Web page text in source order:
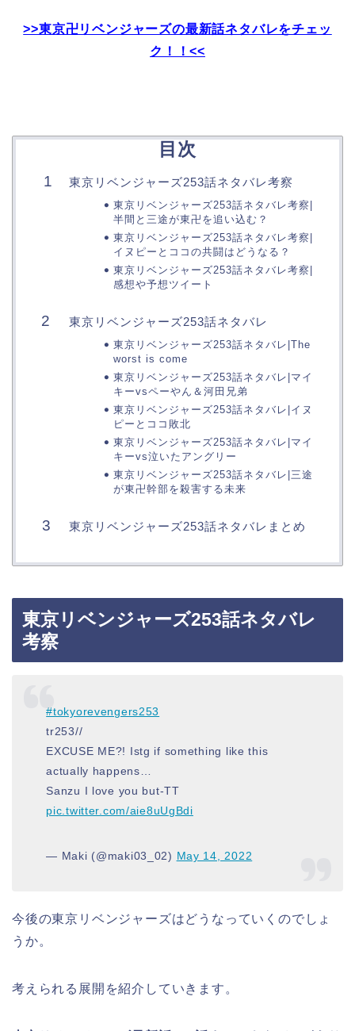
>>東京卍リベンジャーズの最新話ネタバレをチェッ
ク！！<<
目次
東京リベンジャーズ253話ネタバレ考察
東京リベンジャーズ253話ネタバレ考察|
半間と三途が東卍を追い込む？
東京リベンジャーズ253話ネタバレ考察|
イヌピーとココの共闘はどうなる？
東京リベンジャーズ253話ネタバレ考察|
感想や予想ツイート
東京リベンジャーズ253話ネタバレ
東京リベンジャーズ253話ネタバレ|The
worst is come
東京リベンジャーズ253話ネタバレ|マイ
キーvsペーやん＆河田兄弟
東京リベンジャーズ253話ネタバレ|イヌ
ピーとココ敗北
東京リベンジャーズ253話ネタバレ|マイ
キーvs泣いたアングリー
東京リベンジャーズ253話ネタバレ|三途
が東卍幹部を殺害する未来
東京リベンジャーズ253話ネタバレまとめ
東京リベンジャーズ253話ネタバレ
考察
#tokyorevengers253
tr253//
EXCUSE ME?! Istg if something like this
actually happens…
Sanzu I love you but-TT
pic.twitter.com/aie8uUgBdi
— Maki (@maki03_02) May 14, 2022
今後の東京リベンジャーズはどうなっていくのでしょ
うか。
考えられる展開を紹介していきます。